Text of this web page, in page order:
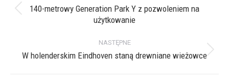
wpisów
Poprzedni
140-metrowy Generation Park Y z pozwoleniem na
użytkowanie
NASTĘPNE
Następny
W holenderskim Eindhoven staną drewniane wieżowce